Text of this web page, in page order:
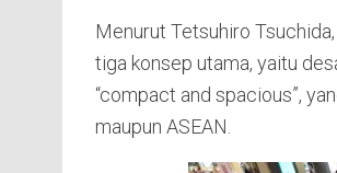
Menurut Tetsuhiro
tiga konsep utama, yaitu
“compact and spacious”,
maupun ASEAN.